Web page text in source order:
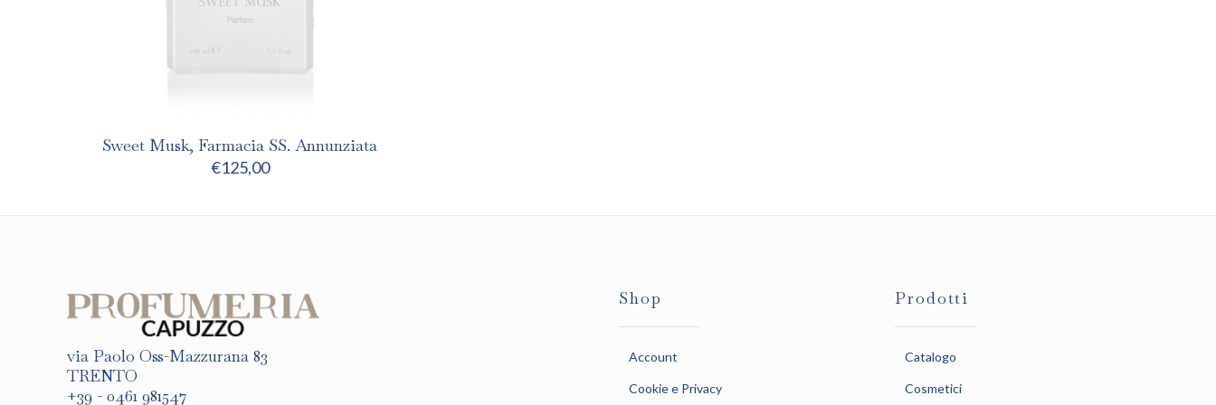
Sweet Musk, Farmacia SS. Annunziata
€125,00
via Paolo Oss-Mazzurana 83
TRENTO
+39 - 0461 981547
Shop
Account
Cookie e Privacy
Prodotti
Catalogo
Cosmetici